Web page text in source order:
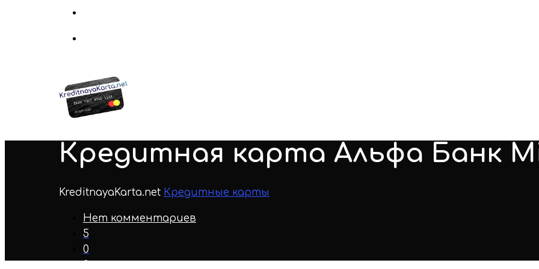
Кредитная карта Альфа Банк
KreditnayaKarta.net Кредитные карты
Нет комментариев
5
0